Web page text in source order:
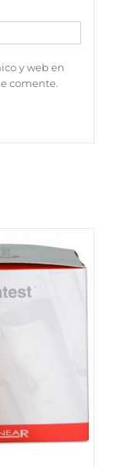
y web en
comente.